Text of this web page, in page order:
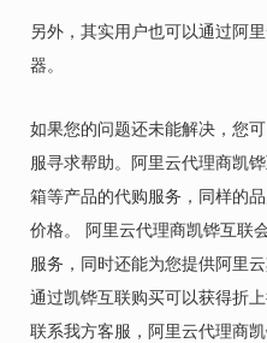
另外，其实用户也可以通过阿
器。
如果您的问题还未能解决，您
服寻求帮助。阿里云代理商凯
箱等产品的代购服务，同样的
价格。 阿里云代理商凯铧互联
服务，同时还能为您提供阿里
通过凯铧互联购买可以获得折
联系我方客服，阿里云代理商